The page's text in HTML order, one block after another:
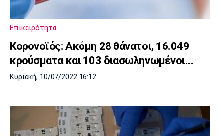
Πολιτισμός
Τραγούδια
Cine Spot
Running
Παρασκήνιο
Πρόγραμμα TV
Ιωνικός
Μπαρτσελόνα
Ρεάλ
Μαδρίτης
Ατλέτικο
Μαδρίτης
Επικαιρότητα
Κορονοϊός: Ακόμη 28 θάνατοι, 16.049
κρούσματα και 103 διασωληνωμένοι...
Κυριακή, 10/07/2022 16:12